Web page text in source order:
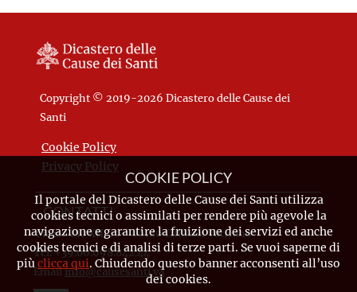
impegno la propria vita
Copyright © 2019-2026 Dicastero delle Cause dei
Santi
Cookie Policy
Privacy Policy
CONTATTI
Piazza Pio XII, 10 - 00120 Città del Vaticano
Tel. +39.06.698.842.44
Emailinfo@causesanti.va
COOKIE POLICY
Il portale del Dicastero delle Cause dei Santi utilizza
cookies tecnici o assimilati per rendere più agevole la
navigazione e garantire la fruizione dei servizi ed anche
cookies tecnici e di analisi di terze parti. Se vuoi saperne di
piùclicca qui. Chiudendo questo banner acconsenti all’uso
dei cookies.